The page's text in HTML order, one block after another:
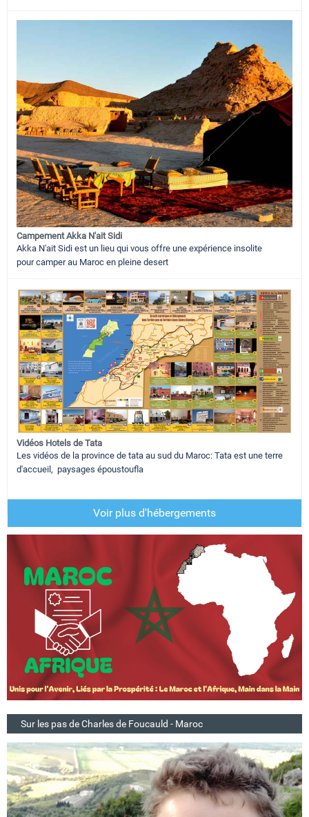
Campement Akka N'ait Sidi
Akka N'ait Sidi est un lieu qui vous offre une expérience insolite
pour camper au Maroc en pleine desert
Vidéos Hotels de Tata
Les vidéos de la province de tata au sud du Maroc: Tata est une terre
d'accueil, paysages époustoufla
Voir plus d'hébergements
Sur les pas de Charles de Foucauld - Maroc